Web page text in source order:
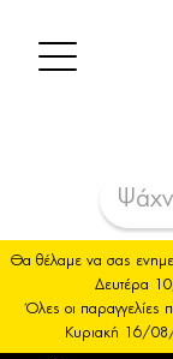
Θα θέλαμε να σας
Δευτέρα
Όλες οι
Κυριακή 16/